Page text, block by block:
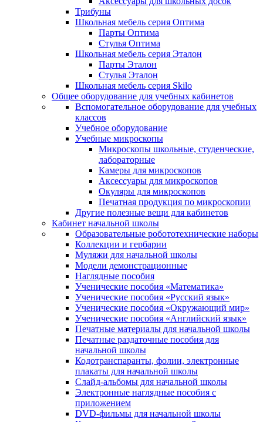
Трибуны
Школьная мебель серия Оптима
Парты Оптима
Стулья Оптима
Школьная мебель серия Эталон
Парты Эталон
Стулья Эталон
Школьная мебель серия Skilo
Общее оборудование для учебных кабинетов
Вспомогательное оборудование для учебных
классов
Учебное оборудование
Учебные микроскопы
Микроскопы школьные, студенческие,
лабораторные
Камеры для микроскопов
Аксессуары для микроскопов
Окуляры для микроскопов
Печатная продукция по микроскопии
Другие полезные вещи для кабинетов
Кабинет начальной школы
Образовательные робототехнические наборы
Коллекции и гербарии
Муляжи для начальной школы
Модели демонстрационные
Наглядные пособия
Ученические пособия «Математика»
Ученические пособия «Русский язык»
Ученические пособия «Окружающий мир»
Ученические пособия «Английский язык»
Печатные материалы для начальной школы
Печатные раздаточные пособия для
начальной школы
Кодотранспаранты, фолии, электронные
плакаты для начальной школы
Слайд-альбомы для начальной школы
Электронные наглядные пособия с
приложением
DVD-фильмы для начальной школы